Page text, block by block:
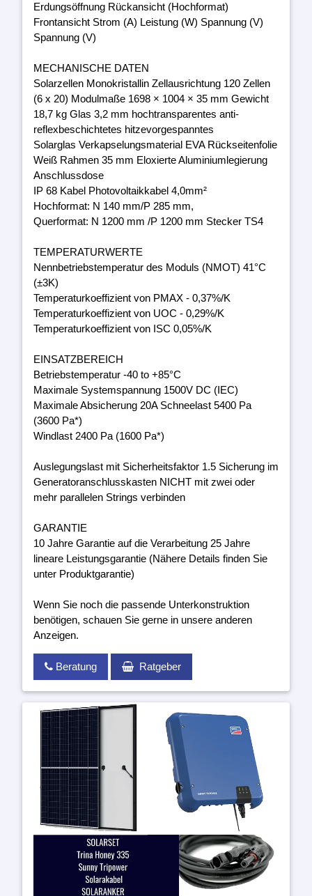
Erdungsöffnung Rückansicht (Hochformat)
Frontansicht Strom (A) Leistung (W) Spannung (V)
Spannung (V)
MECHANISCHE DATEN
Solarzellen Monokristallin Zellausrichtung 120 Zellen
(6 x 20) Modulmaße 1698 × 1004 × 35 mm Gewicht
18,7 kg Glas 3,2 mm hochtransparentes anti-
reflexbeschichtetes hitzevorgespanntes
Solarglas Verkapselungsmaterial EVA Rückseitenfolie
Weiß Rahmen 35 mm Eloxierte Aluminiumlegierung
Anschlussdose
IP 68 Kabel Photovoltaikkabel 4,0mm²
Hochformat: N 140 mm/P 285 mm,
Querformat: N 1200 mm /P 1200 mm Stecker TS4
TEMPERATURWERTE
Nennbetriebstemperatur des Moduls (NMOT) 41°C
(±3K)
Temperaturkoeffizient von PMAX - 0,37%/K
Temperaturkoeffizient von UOC - 0,29%/K
Temperaturkoeffizient von ISC 0,05%/K
EINSATZBEREICH
Betriebstemperatur -40 to +85°C
Maximale Systemspannung 1500V DC (IEC)
Maximale Absicherung 20A Schneelast 5400 Pa
(3600 Pa*)
Windlast 2400 Pa (1600 Pa*)
Auslegungslast mit Sicherheitsfaktor 1.5 Sicherung im
Generatoranschlusskasten NICHT mit zwei oder
mehr parallelen Strings verbinden
GARANTIE
10 Jahre Garantie auf die Verarbeitung 25 Jahre
lineare Leistungsgarantie (Nähere Details finden Sie
unter Produktgarantie)
Wenn Sie noch die passende Unterkonstruktion
benötigen, schauen Sie gerne in unsere anderen
Anzeigen.
Beratung Ratgeber